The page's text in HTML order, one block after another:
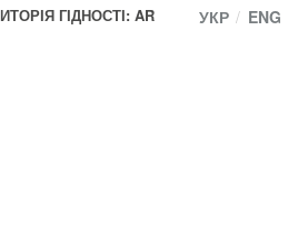
ГІДНОСТІ: AR
УКР ENG